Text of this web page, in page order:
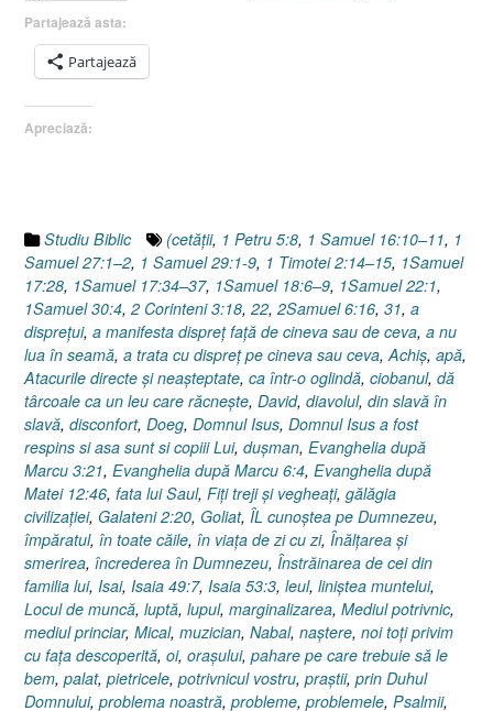
în
Vechiul
Testament”
Partajează asta:
Partajează
Apreciază:
Studiu Biblic (cetăţii, 1 Petru 5:8, 1 Samuel 16:10–11, 1
Samuel 27:1–2, 1 Samuel 29:1-9, 1 Timotei 2:14–15, 1Samuel
17:28, 1Samuel 17:34–37, 1Samuel 18:6–9, 1Samuel 22:1,
1Samuel 30:4, 2 Corinteni 3:18, 22, 2Samuel 6:16, 31, a
dispreţui, a manifesta dispreț față de cineva sau de ceva, a nu
lua în seamă, a trata cu dispreț pe cineva sau ceva, Achiş, apă,
Atacurile directe şi neaşteptate, ca într-o oglindă, ciobanul, dă
târcoale ca un leu care răcneşte, David, diavolul, din slavă în
slavă, disconfort, Doeg, Domnul Isus, Domnul Isus a fost
respins si asa sunt si copiii Lui, duşman, Evanghelia după
Marcu 3:21, Evanghelia după Marcu 6:4, Evanghelia după
Matei 12:46, fata lui Saul, Fiţi treji şi vegheaţi, gălăgia
civilizaţiei, Galateni 2:20, Goliat, ÎL cunoştea pe Dumnezeu,
împăratul, în toate căile, în viaţa de zi cu zi, Înălţarea şi
smerirea, încrederea în Dumnezeu, Înstrăinarea de cei din
familia lui, Isai, Isaia 49:7, Isaia 53:3, leul, liniştea muntelui,
Locul de muncă, luptă, lupul, marginalizarea, Mediul potrivnic,
mediul princiar, Mical, muzician, Nabal, naştere, noi toţi privim
cu faţa descoperită, oi, oraşului, pahare pe care trebuie să le
bem, palat, pietricele, potrivnicul vostru, praştii, prin Duhul
Domnului, problema noastră, probleme, problemele, Psalmii,